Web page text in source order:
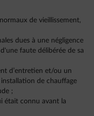
de vieillissement,
dues à une négligence
faute délibérée de sa
d’entretien et/ou un
de chauffage
;
était connu avant la